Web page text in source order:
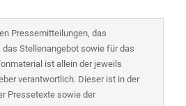
Pressemitteilungen, das
das Stellenangebot sowie für das
ist allein der jeweils
verantwortlich. Dieser ist in der
Pressetexte sowie der